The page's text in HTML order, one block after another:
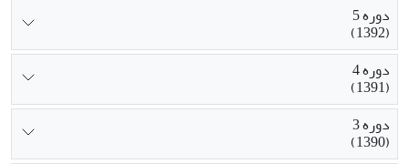
دوره 5
(1392)
دوره 4
(1391)
دوره 3
(1390)